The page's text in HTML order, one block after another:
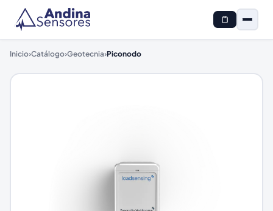
Inicio›Catálogo›Geotecnia›Piconodo